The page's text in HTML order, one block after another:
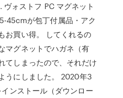
ォストフ PC マグネット
45cmが包丁付属品・アク
お買い得。 してくれるの
マグネットでハガネ（有
てしまったので、それだけ
うにしました。 2020年3
ンストール（ダウンロー